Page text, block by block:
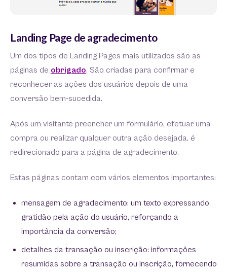
Landing Page de agradecimento
Um dos tipos de Landing Pages mais utilizados são as
páginas de obrigado. São criadas para confirmar e
reconhecer as ações dos usuários depois de uma
conversão bem-sucedida.
Após um visitante preencher um formulário, efetuar uma
compra ou realizar qualquer outra ação desejada, é
redirecionado para a página de agradecimento.
Estas páginas contam com vários elementos importantes:
mensagem de agradecimento: um texto expressando
gratidão pela ação do usuário, reforçando a
importância da conversão;
detalhes da transação ou inscrição: informações
resumidas sobre a transação ou inscrição, fornecendo